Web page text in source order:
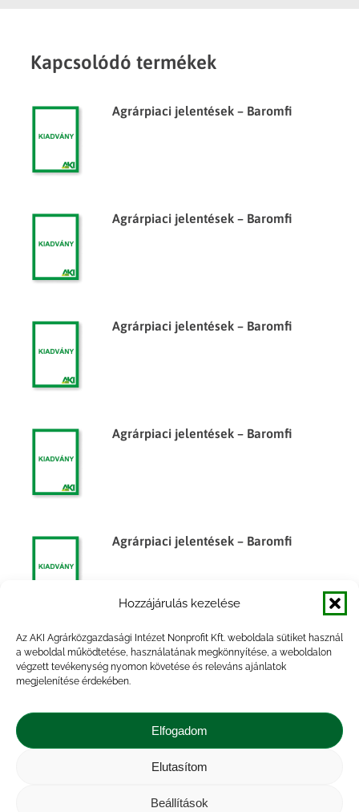
Hozzájárulás kezelése
Az AKI Agrárközgazdasági Intézet Nonprofit Kft. weboldala sütiket használ
a weboldal működtetése, használatának megkönnyítése, a weboldalon
végzett tevékenység nyomon követése és releváns ajánlatok
megjelenítése érdekében.
Elfogadom
Elutasítom
Beállítások
Kapcsolódó termékek
Agrárpiaci jelentések – Baromfi
Agrárpiaci jelentések – Baromfi
Agrárpiaci jelentések – Baromfi
Agrárpiaci jelentések – Baromfi
Agrárpiaci jelentések – Baromfi
Agrárpiaci jelentések – Baromfi
Kapcsolat |